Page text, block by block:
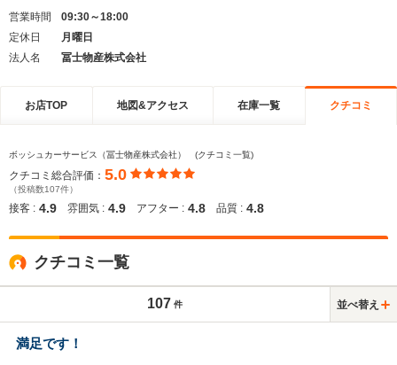
営業時間
09:30～18:00
定休日
月曜日
法人名
冨士物産株式会社
お店TOP 地図&アクセス 在庫一覧 クチコミ
ボッシュカーサービス（冨士物産株式会社） (クチコミ一覧)
クチコミ総合評価： 5.0
（投稿数107件）
接客 : 4.9 雰囲気 : 4.9 アフター : 4.8 品質 : 4.8
クチコミ一覧
107 件 並べ替え
満足です！